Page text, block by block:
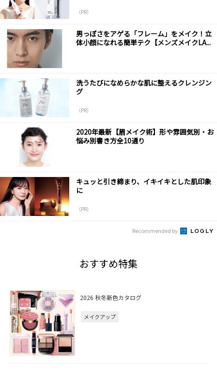
（PR）
男っぽさをアゲる「フレーム」をメイク！立
体小顔になれる簡単テク【メンズメイクLA...
洗うたびになめらかな肌に整えるクレンジン
グ
（PR）
2020年最新【眉メイク術】形や雰囲気別・お
悩み別書き方全10通り
キュッと引き締まり、イキイキとした肌印象
に
（PR）
Recommended by
おすすめ特集
2026 秋冬新色カタログ
メイクアップ